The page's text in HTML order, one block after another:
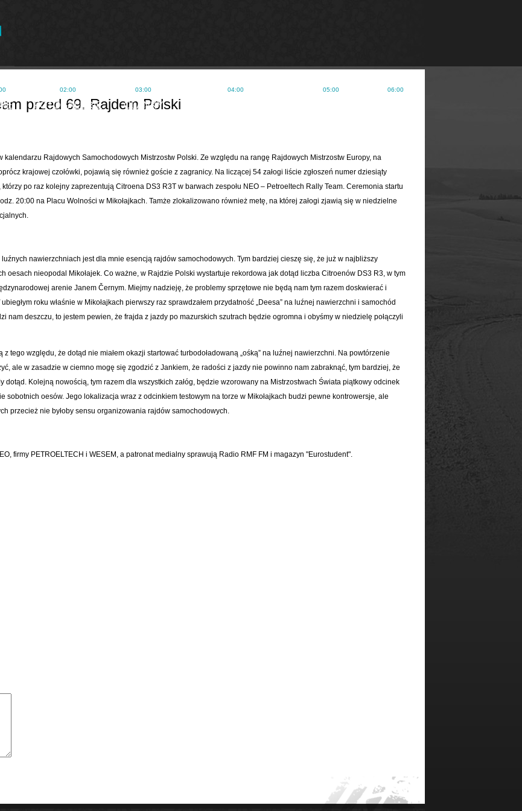
FOTOGALERIE ČLÁNKY
przed 69. Rajdem Polski
Rajdowych Samochodowych Mistrzostw Polski. Ze względu na rangę Rajdowych Mistrzostw Europy, na
krajowej czołówki, pojawią się również goście z zagranicy. Na liczącej 54 załogi liście zgłoszeń numer dziesiąty
po raz kolejny zaprezentują Citroena DS3 R3T w barwach zespołu NEO – Petroeltech Rally Team. Ceremonia startu
20:00 na Placu Wolności w Mikołajkach. Tamże zlokalizowano również metę, na której załogi zjawią się w niedzielne
luźnych nawierzchniach jest dla mnie esencją rajdów samochodowych. Tym bardziej cieszę się, że już w najbliższy
oesach nieopodal Mikołajek. Co ważne, w Rajdzie Polski wystartuje rekordowa jak dotąd liczba Citroenów DS3 R3, w tym
arenie Janem Černym. Miejmy nadzieję, że problemy sprzętowe nie będą nam tym razem doskwierać i
roku właśnie w Mikołajkach pierwszy raz sprawdzałem przydatność „Deesa” na luźnej nawierzchni i samochód
nam deszczu, to jestem pewien, że frajda z jazdy po mazurskich szutrach będzie ogromna i obyśmy w niedzielę połączyli
tego względu, że dotąd nie miałem okazji startować turbodoładowaną „ośką” na luźnej nawierzchni. Na powtórzenie
ale w zasadzie w ciemno mogę się zgodzić z Jankiem, że radości z jazdy nie powinno nam zabraknąć, tym bardziej, że
dotąd. Kolejną nowością, tym razem dla wszystkich załóg, będzie wzorowany na Mistrzostwach Świata piątkowy odcinek
sobotnich oesów. Jego lokalizacja wraz z odcinkiem testowym na torze w Mikołajkach budzi pewne kontrowersje, ale
przecież nie byłoby sensu organizowania rajdów samochodowych.
firmy PETROELTECH i WESEM, a patronat medialny sprawują Radio RMF FM i magazyn "Eurostudent".